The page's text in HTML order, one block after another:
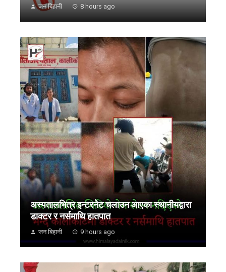
जन बिहानी 8 hours ago
अस्पतालभित्र इन्टरनेट चलाउन आएका स्थानीयद्वारा
डाक्टर र नर्समाथि हातपात
जन बिहानी 9 hours ago